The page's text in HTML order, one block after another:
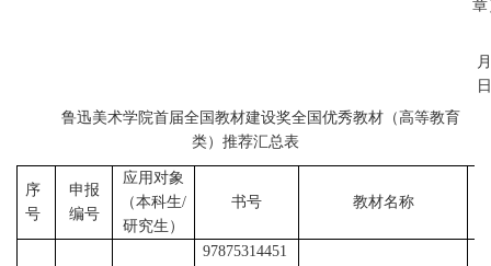
章
月
日
鲁迅美术学院首届全国教材建设奖全国优秀教材（高等教育
类）推荐汇总表
序
号
申报
编号
应用对象
（本科生/
研究生）
书号 教材名称
97875314451